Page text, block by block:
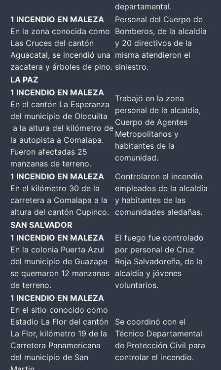
departamental.
1 INCENDIO EN MALEZA
En la zona conocida como
Las Cruces del cantón
Aguacatal, se incendió una
zacatera y árboles de pino.
Personal del Cuerpo de
Bomberos, de la alcaldía
y 20 directivos de la
misma atendieron el
siniestro.
LA PAZ
1 INCENDIO EN MALEZA
En el cantón La Esperanza
del municipio de Olocuilta
a la altura del kilómetro de
la autopista a Comalapa.
Fueron afectadas 25
manzanas de terreno.
Trabajó en la zona
personal de la alcaldía,
Cuerpo de Agentes
Metropolitanos y
habitantes de la
comunidad.
1 INCENDIO EN MALEZA
En el kilómetro 30 de la
carretera a Comalapa a la
altura del cantón Cupinco.
Controlaron el incendio
empleados de la alcaldía
y habitantes de las
comunidades aledañas.
SAN SALVADOR
1 INCENDIO EN MALEZA
En la colonia Puerta Azul
del municipio de Guazapa
se quemaron 12 manzanas
de terreno.
El fuego fue controlado
por personal de Cruz
Roja Salvadoreña, de la
alcaldía y jóvenes
voluntarios.
1 INCENDIO EN MALEZA
En el sitio conocido como
Estadio La Flor del cantón
La Flor, kilómetro 19 de la
Carretera Panamericana
del municipio de San
Se coordinó con el
Técnico Departamental
de Protección Civil para
controlar el incendio.